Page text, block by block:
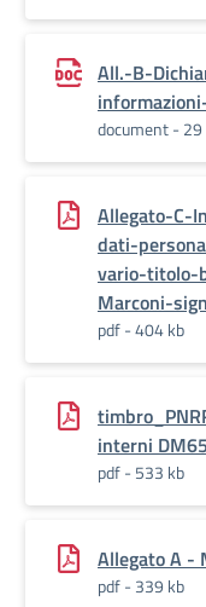
All.-B-
document - 29
Allegato-C-
dati-
vario-titolo-
Marconi-
pdf - 404 kb
interni
pdf - 533 kb
Allegato A -
pdf - 339 kb